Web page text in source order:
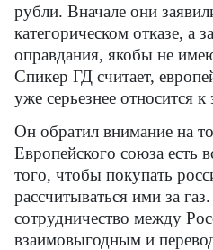
рубли. Вначале они
категорическом отказе, а
оправдания, якобы не
Спикер ГД считает,
уже серьезнее относится
Он обратил внимание на
Европейского союза есть
того, чтобы покупать
рассчитываться ими за
сотрудничество между
взаимовыгодным и